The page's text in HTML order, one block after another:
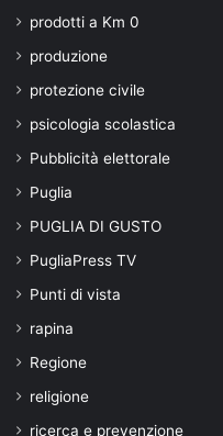
prodotti a Km 0
produzione
protezione civile
psicologia scolastica
Pubblicità elettorale
Puglia
PUGLIA DI GUSTO
PugliaPress TV
Punti di vista
rapina
Regione
religione
ricerca e prevenzione